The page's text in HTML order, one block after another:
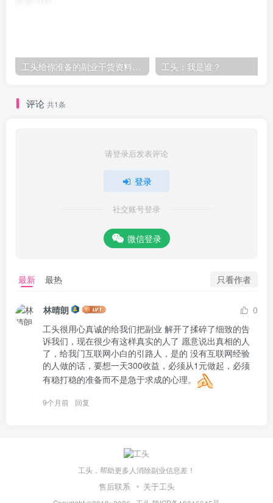
工头：我是谁？
评论 共1条
请登录后发表评论
登录
社交账号登录
微信登录
最新 最热 只看作者
林晴朗
0
工头很用心真诚的给我们把副业 解开了揉碎了细致的告
诉我们，现在很少有这样真实的人了 愿意说出真相的人
了，给我门互联网小白的引路人，是的 没有互联网经验
的人做的话，要想一天300收益，必须从1元做起，必须
有稳打稳的准备而不是急于求成的心理。
9个月前 回复
工头，帮助更多人消除副业信息差！
售后联系 关于工头